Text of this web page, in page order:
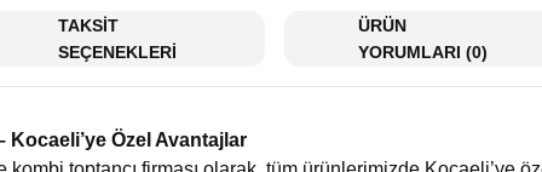
TAKSİT
SEÇENEKLERİ
ÜRÜN
YORUMLARI (0)
Kocaeli’ye Özel Avantajlar